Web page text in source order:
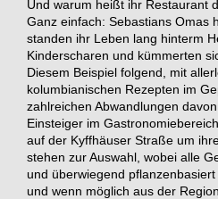
Und warum heißt ihr Restaurant
Ganz einfach: Sebastians Omas
standen ihr Leben lang hinterm
Kinderscharen und kümmerten
Diesem Beispiel folgend, mit
kolumbianischen Rezepten im
zahlreichen Abwandlungen
Einsteiger im
auf der Kyffhäuser Straße um
stehen zur Auswahl, wobei alle
und überwiegend
und wenn möglich aus der